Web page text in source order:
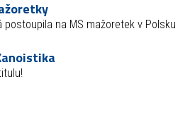
postoupila na MS mažoretek v Polsku